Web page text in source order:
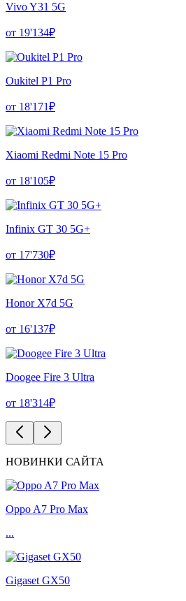
Vivo Y31 5G
от 19'134₽
Oukitel P1 Pro
от 18'171₽
Xiaomi Redmi Note 15 Pro
от 18'105₽
Infinix GT 30 5G+
от 17'730₽
Honor X7d 5G
от 16'137₽
Doogee Fire 3 Ultra
от 18'314₽
НОВИНКИ САЙТА
Oppo A7 Pro Max
...
Gigaset GX50